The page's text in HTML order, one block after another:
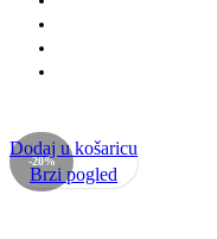
-20%
Dodaj u košaricu
Brzi pogled